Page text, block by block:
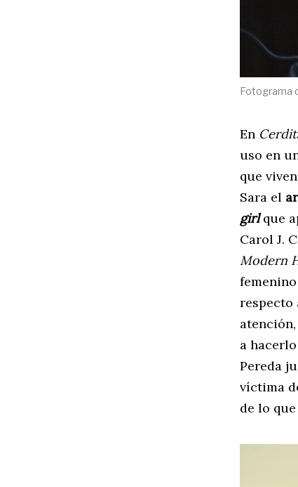
Fotograma
En
uso en
que
Sara el
girlque
Carol J.
Modern
respecto
a
Pereda
víctima
de lo